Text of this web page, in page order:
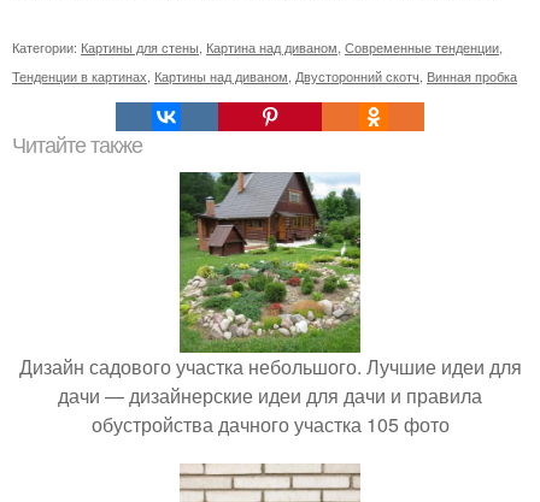
Категории: Картины для стены Картина над диваном Современные тенденции
Тенденции в картинах Картины над диваном Двусторонний скотч Винная пробка
Читайте также
Дизайн садового участка небольшого. Лучшие идеи для
дачи — дизайнерские идеи для дачи и правила
обустройства дачного участка 105 фото